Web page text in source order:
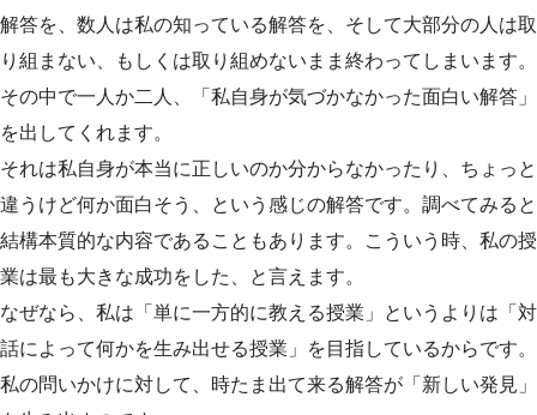
解答を、数人は私の知っている解答を、そして大部分の人は取
り組まない、もしくは取り組めないまま終わってしまいます。
その中で一人か二人、「私自身が気づかなかった面白い解答」
を出してくれます。
それは私自身が本当に正しいのか分からなかったり、ちょっと
違うけど何か面白そう、という感じの解答です。調べてみると
結構本質的な内容であることもあります。こういう時、私の授
業は最も大きな成功をした、と言えます。
なぜなら、私は「単に一方的に教える授業」というよりは「対
話によって何かを生み出せる授業」を目指しているからです。
私の問いかけに対して、時たま出て来る解答が「新しい発見」